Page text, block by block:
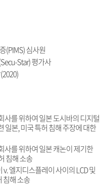
(PIMS) 심사원
Star) 평가사
사를 위하여 일본 도시바의 디지털
일본, 미국 특허 침해 주장에 대한
사를 위하여 일본 캐논이 제기한
침해 소송
엘지디스플레이 사이의 LCD 및
침해 소송